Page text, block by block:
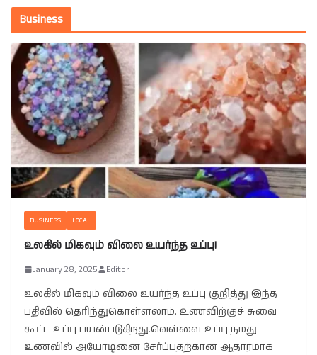
Business
BUSINESS LOCAL
உலகில் மிகவும் விலை உயர்ந்த உப்பு!
January 28, 2025 Editor
உலகில் மிகவும் விலை உயர்ந்த உப்பு குறித்து இந்த
பதிவில் தெரிந்துகொள்ளலாம். உணவிற்குச் சுவை
கூட்ட உப்பு பயன்படுகிறது.வெள்ளை உப்பு நமது
உணவில் அயோடினை சேர்ப்பதற்கான ஆதாரமாக